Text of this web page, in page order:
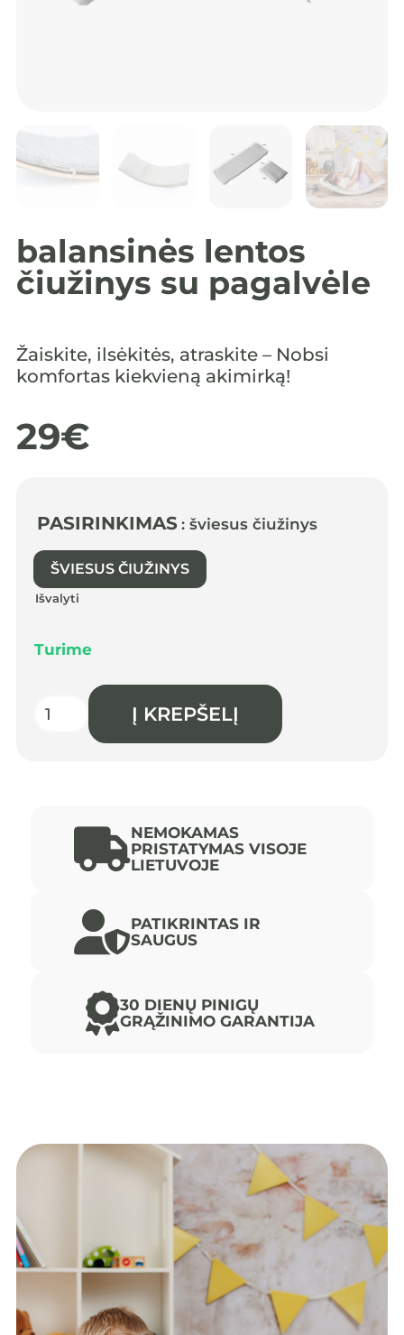
balansinės lentos
čiužinys su pagalvėle
29€
Žaiskite, ilsėkitės, atraskite – Nobsi
komfortas kiekvieną akimirką!
PASIRINKIMAS : šviesus čiužinys
ŠVIESUS ČIUŽINYS
Išvalyti
Turime
produkto
Į KREPŠELĮ
NEMOKAMAS
PRISTATYMAS VISOJE
LIETUVOJE
PATIKRINTAS IR
SAUGUS
30 DIENŲ PINIGŲ
GRĄŽINIMO GARANTIJA